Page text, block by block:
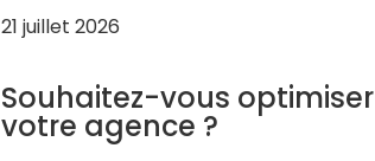
21 juillet 2026
Souhaitez-vous optimiser
votre agence ?